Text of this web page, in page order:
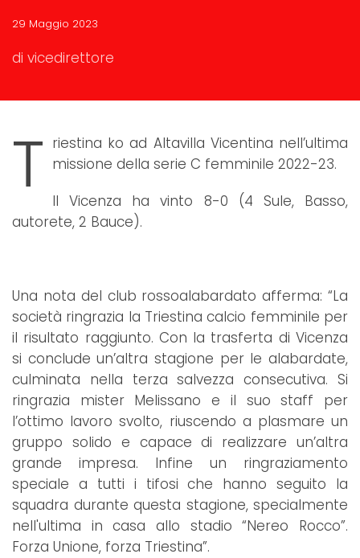
29 Maggio 2023
di vicedirettore
T riestina ko ad Altavilla Vicentina nell’ultima
missione della serie C femminile 2022-23.
Il Vicenza ha vinto 8-0 (4 Sule, Basso,
autorete, 2 Bauce).
Una nota del club rossoalabardato afferma: “La
società ringrazia la Triestina calcio femminile per
il risultato raggiunto. Con la trasferta di Vicenza
si conclude un’altra stagione per le alabardate,
culminata nella terza salvezza consecutiva. Si
ringrazia mister Melissano e il suo staff per
l’ottimo lavoro svolto, riuscendo a plasmare un
gruppo solido e capace di realizzare un’altra
grande impresa. Infine un ringraziamento
speciale a tutti i tifosi che hanno seguito la
squadra durante questa stagione, specialmente
nell'ultima in casa allo stadio “Nereo Rocco”.
Forza Unione, forza Triestina”.